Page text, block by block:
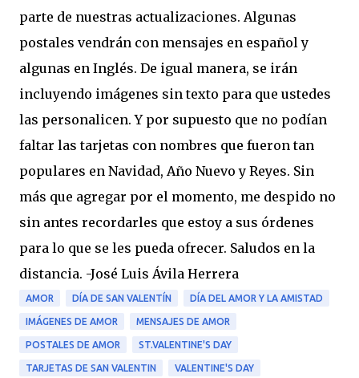
parte de nuestras actualizaciones. Algunas
postales vendrán con mensajes en español y
algunas en Inglés. De igual manera, se irán
incluyendo imágenes sin texto para que ustedes
las personalicen. Y por supuesto que no podían
faltar las tarjetas con nombres que fueron tan
populares en Navidad, Año Nuevo y Reyes. Sin
más que agregar por el momento, me despido no
sin antes recordarles que estoy a sus órdenes
para lo que se les pueda ofrecer. Saludos en la
distancia. -José Luis Ávila Herrera
AMOR DÍA DE SAN VALENTÍN DÍA DEL AMOR Y LA AMISTAD
IMÁGENES DE AMOR MENSAJES DE AMOR
POSTALES DE AMOR ST.VALENTINE'S DAY
TARJETAS DE SAN VALENTIN VALENTINE'S DAY